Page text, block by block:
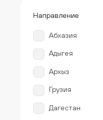
Направление
Абхазия
Адыгея
Архыз
Грузия
Дагестан